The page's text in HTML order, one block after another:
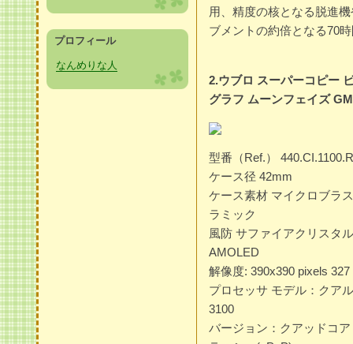
用、精度の核となる­脱進
ブメントの約倍となる70
2.ウブロ スーパーコピー
グラフ ムーンフェイズ
型番（Ref.）
ケース径 42mm
ケース素材 マイクロブラ
ラミック
風防 サファイアクリス
AMOLED
解像度: 390x390 pixels 327
プロセッサ モデル：クア
3100
バージョン：クアッドコ
プロフィール
なんめりな人